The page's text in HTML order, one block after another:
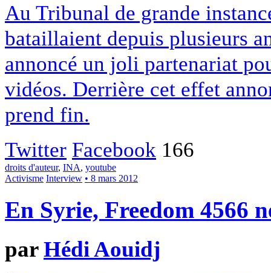
Au Tribunal de grande
bataillaient depuis plusieurs
annoncé un joli partenariat
vidéos. Derrière cet effet
prend fin.
Twitter Facebook 166
droits d'auteur, INA, youtube
Activisme Interview • 8 mars 2012
En Syrie, Freedom 4566
parHédi Aouidj